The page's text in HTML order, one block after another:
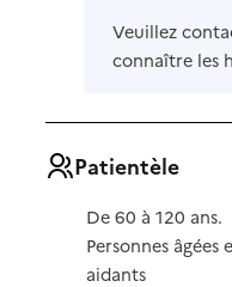
Veuillez
connaître les
Patientèle
De 60 à 120 ans.
Personnes
aidants